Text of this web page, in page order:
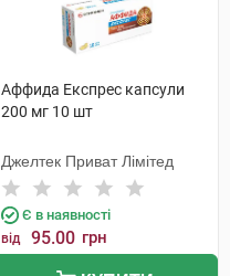
Аффида Експрес капсули
200 мг 10 шт
Джелтек Приват Лімітед
Є в наявності
від 95.00 грн